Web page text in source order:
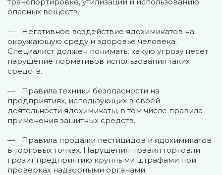
опасных веществ.
Негативное воздействие ядохимикатов на
окружающую среду и здоровье человека.
Специалист должен понимать, какую угрозу несет
нарушение нормативов использования таких
средств.
Правила техники безопасности на
предприятиях, использующих в своей
деятельности ядохимикаты, в том числе правила
применения защитных средств.
Правила продажи пестицидов и ядохимикатов
в торговых точках. Нарушения правил торговли
грозит предприятию крупными штрафами при
проверках надзорными органами.